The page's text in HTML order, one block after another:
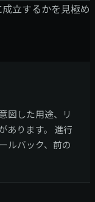
立するかを見極め
図した用途、リ
ります。
進行
ルバック、前の